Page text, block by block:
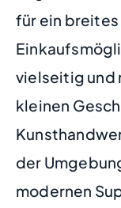
für ein
vielseitig und
kleinen
der
modernen